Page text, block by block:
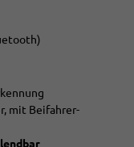
mit Beifahrer-